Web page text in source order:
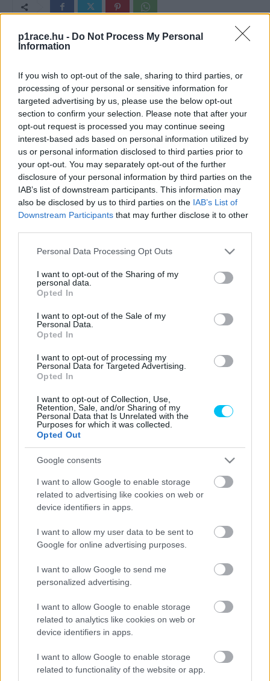
p1race.hu - Do Not Process My Personal
Information
If you wish to opt-out of the sale, sharing to third parties, or
processing of your personal or sensitive information for
targeted advertising by us, please use the below opt-out
section to confirm your selection. Please note that after your
opt-out request is processed you may continue seeing
interest-based ads based on personal information utilized by
us or personal information disclosed to third parties prior to
your opt-out. You may separately opt-out of the further
disclosure of your personal information by third parties on the
IAB’s list of downstream participants. This information may
also be disclosed by us to third parties on the IAB’s List of
Downstream Participants that may further disclose it to other
Please note that this website/app uses one or more Google
not limited to your visit or usage behaviour. You may click to
grant or deny consent to Google and its third-party tags to
use your data for below specified purposes in below Google
consent section.
Personal Data Processing Opt Outs
I want to opt-out of the Sharing of my
personal data.
Opted In
I want to opt-out of the Sale of my
Personal Data.
Opted In
I want to opt-out of processing my
Personal Data for Targeted Advertising.
Opted In
I want to opt-out of Collection, Use,
Retention, Sale, and/or Sharing of my
Personal Data that Is Unrelated with the
Purposes for which it was collected.
Opted Out
Google consents
I want to allow Google to enable storage
related to advertising like cookies on web or
device identifiers in apps.
I want to allow my user data to be sent to
Google for online advertising purposes.
I want to allow Google to send me
personalized advertising.
I want to allow Google to enable storage
related to analytics like cookies on web or
device identifiers in apps.
I want to allow Google to enable storage
related to functionality of the website or app.
Luca Marini úgy véli, Franco Morbidelli mindent az égvilágon
bizonyított már, és semmilyen magyarázattal nem tartozik
a teljesítményét illetően.
- Hirdetés -
2020-ban Franco Morbidelli még második lett a vb-tabellán
Joan Mir mögött. Tavaly egyszer még dobogóra tudott
állni, de egyrészt a kihagyott futamok, másrészt az
általános gyenge teljesítmény miatt már csak
Quartararo vezet összetettben, ő maga még a tavalyinál is
rosszabb pozícióban áll, csak 19. A Yamaha elmondása
szerinteltökélt céljuk az
, hogy „Morbido” visszataláljon a
Honfitársa, a VR46-nál versenyző Luca Marini is a
Egyrészt volt egy nagyon komoly sérülése, ami miatt sok
időt ki kellett hagynia. Ráadásul mire végzett a
rehabilitációval, jelentősen megváltozott a motorja is
ecseteli Morbidelli helyzetét Luca Marini
vagyok benne, hogy vissza fog térni az élre. Egy olyan
embernek, aki futamokat nyer és vb-második tud lenni,
úgy gondolom, semmit nem kell bizonyítania.„
Bár nagyon szurkol a másik olasznak, hogy visszataláljon
korábbi önmagához, Marini alapvetően érti, hogy Morbidelli
kárára miért Quartararóra épít a Yamaha. „
versenyeket tud nyerni, vb-címre esélyes. Valószínűleg
annyira eltér kettejük stílusa, hogy ha beáll a Yamaha az
egyik mögé, az a másiknak nem fekszik. Persze lehet
nem tudsz másik versenyzővé válni.„